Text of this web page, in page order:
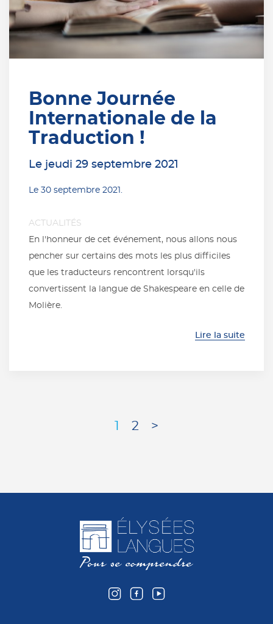
Bonne Journée
Internationale de la
Traduction !
Le jeudi 29 septembre 2021
Le 30 septembre 2021
ACTUALITÉS
En l'honneur de cet événement, nous allons nous
pencher sur certains des mots les plus difficiles
que les traducteurs rencontrent lorsqu'ils
convertissent la langue de Shakespeare en celle de
Molière.
Lire la suite
2 >